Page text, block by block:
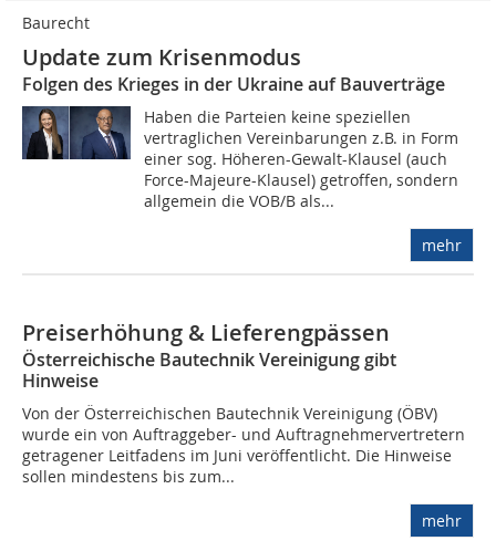
Baurecht
Update zum Krisenmodus
Folgen des Krieges in der Ukraine auf Bauverträge
Haben die Parteien keine speziellen
vertraglichen Vereinbarungen z.B. in Form
einer sog. Höheren-Gewalt-Klausel (auch
Force-Majeure-Klausel) getroffen, sondern
allgemein die VOB/B als...
mehr
Preiserhöhung & Lieferengpässen
Österreichische Bautechnik Vereinigung gibt
Hinweise
Von der Österreichischen Bautechnik Vereinigung (ÖBV)
wurde ein von Auftraggeber- und Auftragnehmervertretern
getragener Leitfadens im Juni veröffentlicht. Die Hinweise
sollen mindestens bis zum...
mehr